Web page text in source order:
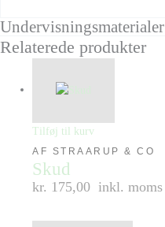
Undervisningsmaterialer
Relaterede produkter
Tilføj til kurv
AF STRAARUP & CO
Skud
kr. 175,00 inkl. moms